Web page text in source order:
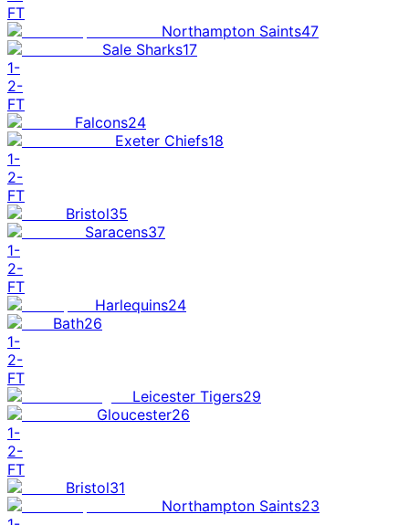
FT
Northampton Saints47
Sale Sharks17
1-
2-
FT
Falcons24
Exeter Chiefs18
1-
2-
FT
Bristol35
Saracens37
1-
2-
FT
Harlequins24
Bath26
1-
2-
FT
Leicester Tigers29
Gloucester26
1-
2-
FT
Bristol31
Northampton Saints23